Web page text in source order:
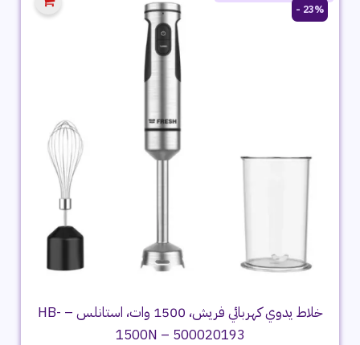
23% -
خلاط يدوي كهربائي فريش، 1500 وات، استانلس – HB-
1500N – 500020193